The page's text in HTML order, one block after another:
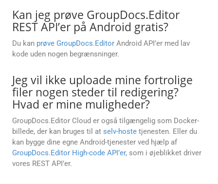
Kan jeg prøve GroupDocs.Editor
REST API’er på Android gratis?
Du kan prøve GroupDocs.Editor Android API’er med lav
kode uden nogen begrænsninger.
Jeg vil ikke uploade mine fortrolige
filer nogen steder til redigering?
Hvad er mine muligheder?
GroupDocs.Editor Cloud er også tilgængelig som Docker-
billede, der kan bruges til at selv-hoste tjenesten. Eller du
kan bygge dine egne Android-tjenester ved hjælp af
GroupDocs.Editor High-code API’er, som i øjeblikket driver
vores REST API’er.